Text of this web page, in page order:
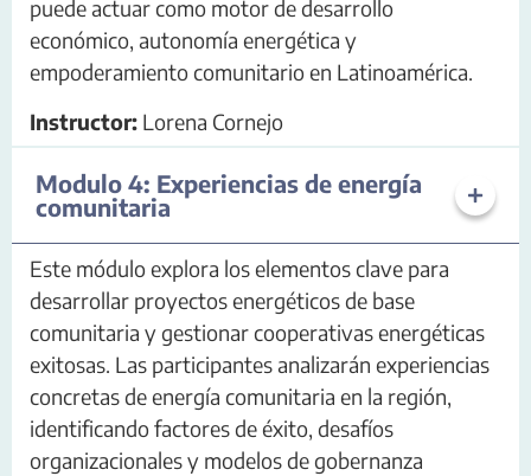
puede actuar como motor de desarrollo
económico, autonomía energética y
empoderamiento comunitario en Latinoamérica.
Instructor: Lorena Cornejo
Modulo 4: Experiencias de energía
comunitaria
Este módulo explora los elementos clave para
desarrollar proyectos energéticos de base
comunitaria y gestionar cooperativas energéticas
exitosas. Las participantes analizarán experiencias
concretas de energía comunitaria en la región,
identificando factores de éxito, desafíos
organizacionales y modelos de gobernanza